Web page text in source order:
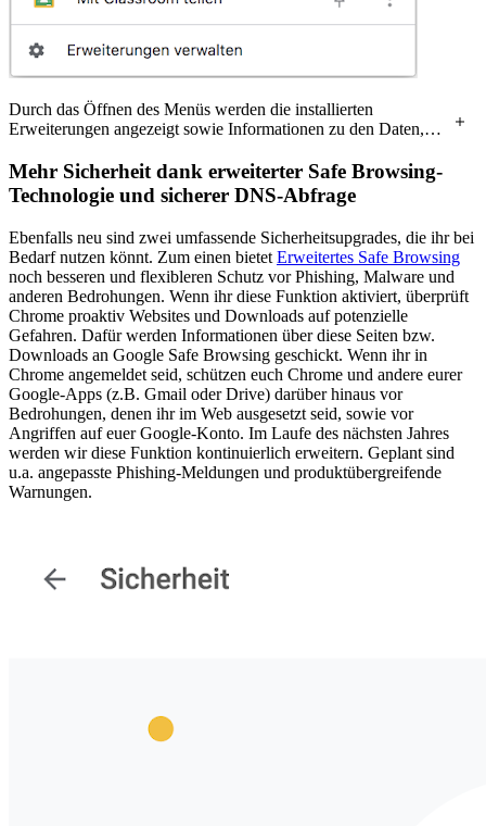
Durch das Öffnen des Menüs werden die installierten
Erweiterungen angezeigt sowie Informationen zu den Daten,
Mehr Sicherheit dank erweiterter Safe Browsing-
Technologie und sicherer DNS-Abfrage
Ebenfalls neu sind zwei umfassende Sicherheitsupgrades, die ihr bei
Bedarf nutzen könnt. Zum einen bietet Erweitertes Safe Browsing
noch besseren und flexibleren Schutz vor Phishing, Malware und
anderen Bedrohungen. Wenn ihr diese Funktion aktiviert, überprüft
Chrome proaktiv Websites und Downloads auf potenzielle
Gefahren. Dafür werden Informationen über diese Seiten bzw.
Downloads an Google Safe Browsing geschickt. Wenn ihr in
Chrome angemeldet seid, schützen euch Chrome und andere eurer
Google-Apps (z.B. Gmail oder Drive) darüber hinaus vor
Bedrohungen, denen ihr im Web ausgesetzt seid, sowie vor
Angriffen auf euer Google-Konto. Im Laufe des nächsten Jahres
werden wir diese Funktion kontinuierlich erweitern. Geplant sind
u.a. angepasste Phishing-Meldungen und produktübergreifende
Warnungen.